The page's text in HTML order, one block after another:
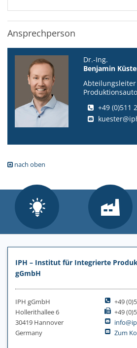
Ansprechperson
Dr.-Ing.
Benjamin
Abteilungsleiter
+49 (0)511
nach oben
IPH – Institut für Integrierte
gGmbH
IPH gGmbH
Hollerithallee 6
30419 Hannover
Germany
+49
+49
Zum